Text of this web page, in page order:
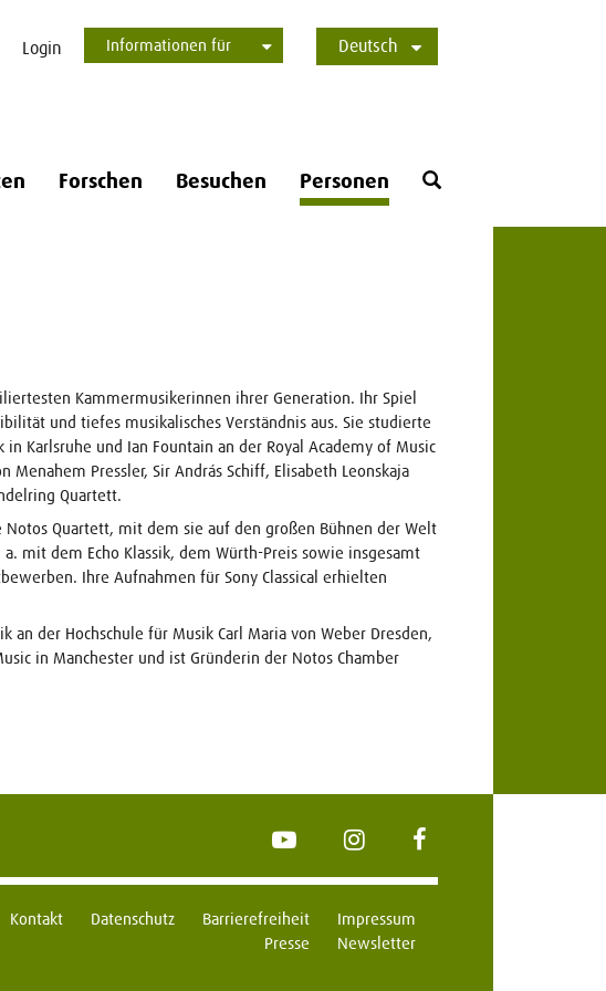
Login Informationen für
Deutsch
Forschen Besuchen Personen
Kammermusikerinnen ihrer Generation. Ihr Spiel
und tiefes musikalisches Verständnis aus. Sie studierte
Karlsruhe und Ian Fountain an der Royal Academy of Music
Pressler, Sir András Schiff, Elisabeth Leonskaja
Quartett.
Quartett, mit dem sie auf den großen Bühnen der Welt
mit dem Echo Klassik, dem Würth-Preis sowie insgesamt
Ihre Aufnahmen für Sony Classical erhielten
der Hochschule für Musik Carl Maria von Weber Dresden,
in Manchester und ist Gründerin der Notos Chamber
YouTube Instagram
Kontakt Datenschutz Barrierefreiheit
Impressum
Presse
Newsletter